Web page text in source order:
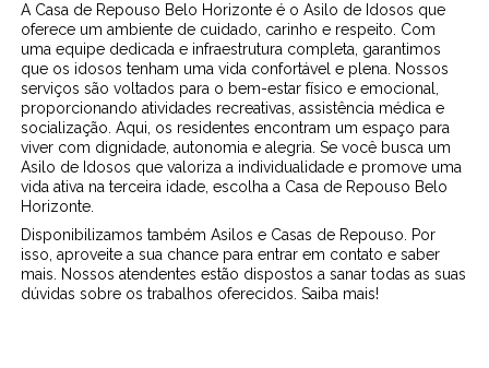
A Casa de Repouso Belo Horizonte é o Asilo de Idosos que
oferece um ambiente de cuidado, carinho e respeito. Com
uma equipe dedicada e infraestrutura completa, garantimos
que os idosos tenham uma vida confortável e plena. Nossos
serviços são voltados para o bem-estar físico e emocional,
proporcionando atividades recreativas, assistência médica e
socialização. Aqui, os residentes encontram um espaço para
viver com dignidade, autonomia e alegria. Se você busca um
Asilo de Idosos que valoriza a individualidade e promove uma
vida ativa na terceira idade, escolha a Casa de Repouso Belo
Horizonte.
Disponibilizamos também Asilos e Casas de Repouso. Por
isso, aproveite a sua chance para entrar em contato e saber
mais. Nossos atendentes estão dispostos a sanar todas as suas
dúvidas sobre os trabalhos oferecidos. Saiba mais!